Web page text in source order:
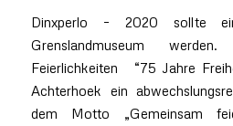
Dinxperlo – 2020 sollte
Grenslandmuseum
Feierlichkeiten “75 Jahre
Achterhoek ein
dem Motto „Gemeinsam